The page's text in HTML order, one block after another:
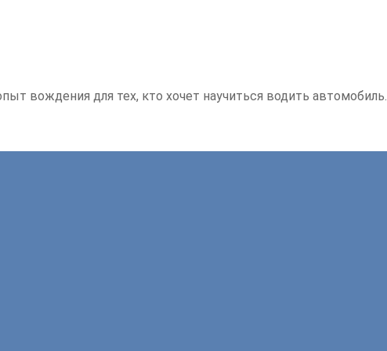
вождения для тех, кто хочет научиться водить автомобиль.